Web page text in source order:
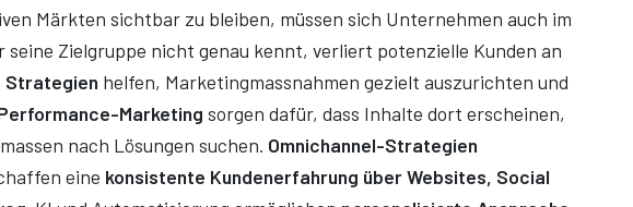
Märkten sichtbar zu bleiben, müssen sich Unternehmen auch im
Zielgruppe nicht genau kennt, verliert potenzielle Kunden an
Strategien helfen, Marketingmassnahmen gezielt auszurichten und
Performance-Marketing sorgen dafür, dass Inhalte dort erscheinen,
nach Lösungen suchen. Omnichannel-Strategien
eine konsistente Kundenerfahrung über Websites, Social